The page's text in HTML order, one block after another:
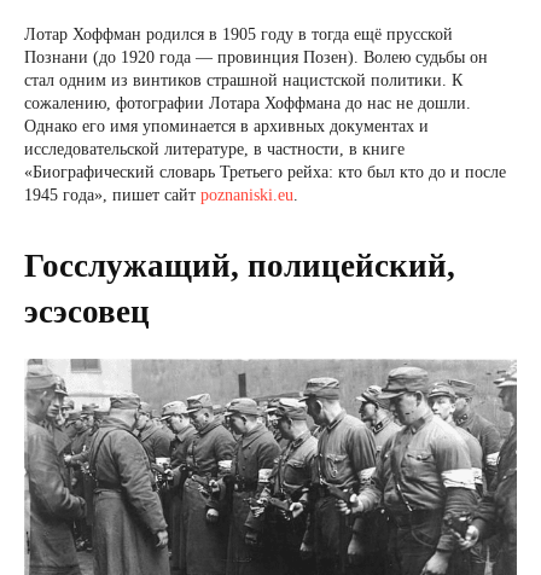
Лотар Хоффман родился в 1905 году в тогда ещё прусской
Познани (до 1920 года — провинция Позен). Волею судьбы он
стал одним из винтиков страшной нацистской политики. К
сожалению, фотографии Лотара Хоффмана до нас не дошли.
Однако его имя упоминается в архивных документах и
исследовательской литературе, в частности, в книге
«Биографический словарь Третьего рейха: кто был кто до и после
1945 года», пишет сайт poznaniski.eu.
Госслужащий, полицейский,
эсэсовец